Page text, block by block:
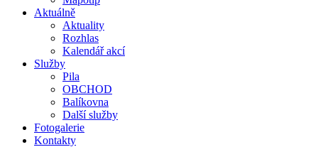
Aktuálně
Aktuality
Rozhlas
Kalendář akcí
Služby
Pila
OBCHOD
Balíkovna
Další služby
Fotogalerie
Kontakty